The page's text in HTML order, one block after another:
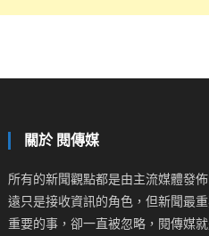
關於 閱傳媒
所有的新聞觀點都是由主流媒體發
遠只是接收資訊的角色，但新聞最
重要的事，卻一直被忽略，閱傳媒